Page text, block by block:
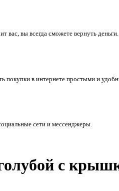
вас, вы всегда сможете вернуть деньги.
покупки в интернете простыми и
сети и мессенджеры.
с